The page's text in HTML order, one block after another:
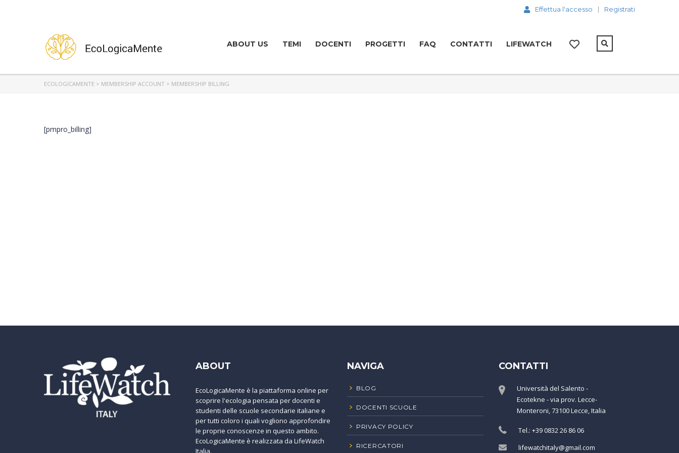
Effettua l'accesso Registrati
ABOUT US TEMI DOCENTI PROGETTI FAQ CONTATTI LIFEWATCH
ECOLOGICAMENTE > MEMBERSHIP ACCOUNT > MEMBERSHIP BILLING
[pmpro_billing]
ABOUT
EcoLogicaMente è la piattaforma online per
scoprire l'ecologia pensata per docenti e
studenti delle scuole secondarie italiane e
per tutti coloro i quali vogliono approfondire
le proprie conoscenze in questo ambito.
EcoLogicaMente è realizzata da LifeWatch
Italia.
NAVIGA
BLOG
DOCENTI SCUOLE
PRIVACY POLICY
RICERCATORI
CONTATTI
Università del Salento -
Ecotekne - via prov. Lecce-
Monteroni, 73100 Lecce, Italia
Tel.: +39 0832 26 86 06
lifewatchitaly@gmail.com